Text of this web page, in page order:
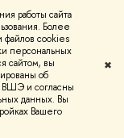
работы сайта
Более
файлов cookies
персональных
сайтом, вы
об
ВШЭ и согласны
данных. Вы
Вашего
✖
дизайна НИУ